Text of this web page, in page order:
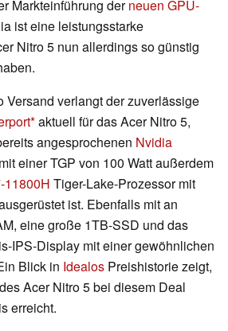
Markteinführung derneuen GPU-
ist eine leistungsstarke
Nitro 5 nun allerdings so günstig
Versand verlangt der zuverlässige
aktuell für das Acer Nitro 5,
angesprochenen Nvidia
mit einer TGP von 100 Watt außerdem
11800H Tiger-Lake-Prozessor mit
ist. Ebenfalls mit an
eine große 1TB-SSD und das
IPS-Display mit einer gewöhnlichen
Blick in Idealos Preishistorie zeigt,
Acer Nitro 5 bei diesem Deal
erreicht.